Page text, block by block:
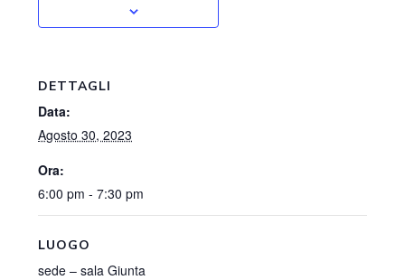
DETTAGLI
Data:
Agosto 30, 2023
Ora:
6:00 pm - 7:30 pm
LUOGO
sede – sala Giunta